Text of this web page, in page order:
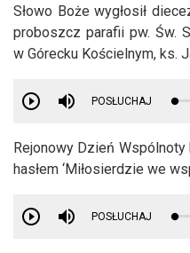
Słowo Boże wygłosił
proboszcz parafii pw. Św.
w Górecku Kościelnym, ks.
POSŁUCHAJ
Rejonowy Dzień
hasłem ‘Miłosierdzie we
POSŁUCHAJ